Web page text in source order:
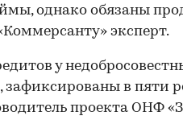
однако обязаны
эксперт.
у
в пяти
проекта ОНФ